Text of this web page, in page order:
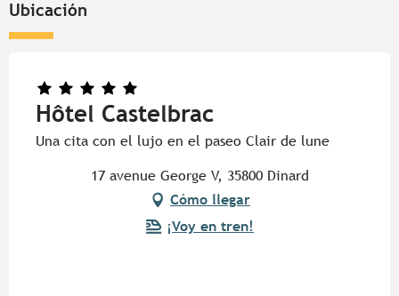
Ubicación
Hôtel Castelbrac
Una cita con el lujo en el paseo Clair de lune
17 avenue George V, 35800 Dinard
Cómo llegar
¡Voy en tren!